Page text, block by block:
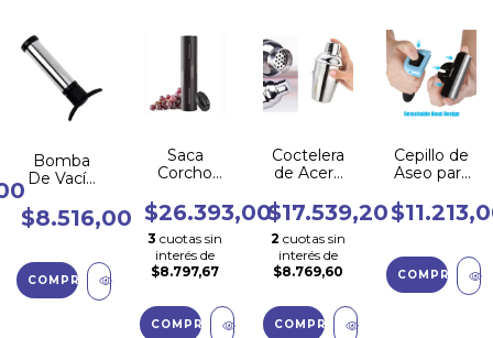
Bomba
De Vacío
Para
Botellas
Tapón
Vacuvin
$8.516,00
Saca
Corcho
Electrico
Abridor
Vinos
Sacacorcho
$26.393,00
3 cuotas sin
interés de
$8.797,67
Coctelera
de Acero
con Filtro
Profesional
750ml
$17.539,20
2 cuotas sin
interés de
$8.769,60
Cepillo de
Aseo para
Gatos con
Pelaje
Largo